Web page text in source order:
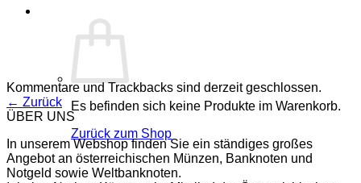
Es befinden sich keine Produkte im Warenkorb.
Zurück zum Shop
Kommentare und Trackbacks sind derzeit geschlossen.
← Zurück
ÜBER UNS
In unserem Webshop finden Sie ein ständiges großes
Angebot an österreichischen Münzen, Banknoten und
Notgeld sowie Weltbanknoten.